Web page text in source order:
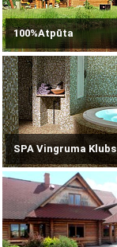
100%Atpūta
SPA Vingruma Klubs